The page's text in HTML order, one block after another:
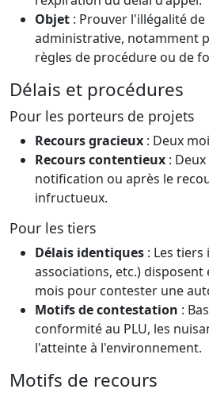
Objet : Prouver l'illégalité de
administrative, notamment
règles de procédure ou de
Délais et procédures
Pour les porteurs de projets
Recours gracieux : Deux
Recours contentieux :
notification ou après le
infructueux.
Pour les tiers
Délais identiques : Les tiers
associations, etc.)
mois pour contester une
Motifs de contestation :
conformité au PLU, les
l'atteinte à l'environnement.
Motifs de recours